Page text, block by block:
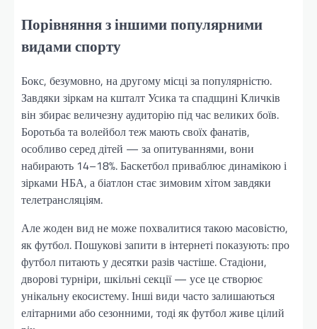
Порівняння з іншими популярними
видами спорту
Бокс, безумовно, на другому місці за популярністю.
Завдяки зіркам на кшталт Усика та спадщині Кличків
він збирає величезну аудиторію під час великих боїв.
Боротьба та волейбол теж мають своїх фанатів,
особливо серед дітей — за опитуваннями, вони
набирають 14–18%. Баскетбол приваблює динамікою і
зірками НБА, а біатлон стає зимовим хітом завдяки
телетрансляціям.
Але жоден вид не може похвалитися такою масовістю,
як футбол. Пошукові запити в інтернеті показують: про
футбол питають у десятки разів частіше. Стадіони,
дворові турніри, шкільні секції — усе це створює
унікальну екосистему. Інші види часто залишаються
елітарними або сезонними, тоді як футбол живе цілий